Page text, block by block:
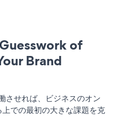
of
Brand
せれば、ビジネスのオン
での最初の大きな課題を克